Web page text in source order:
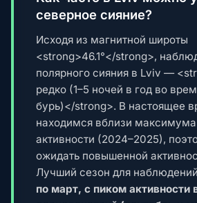
северное сияние?
Исходя из магнитной широты
<strong>46.1°</strong>,
полярного сияния в Lviv —
редко (1–5 ночей в год во
бурь)</strong>. В настоящее
находимся вблизи
активности (2024–2025),
ожидать повышенной
Лучший сезон для
по март, с пиком активности